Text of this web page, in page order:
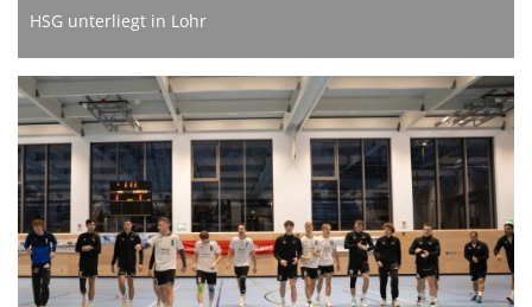
HSG unterliegt in Lohr